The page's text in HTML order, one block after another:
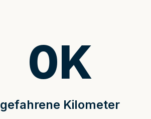
gefahrene Kilometer
0K